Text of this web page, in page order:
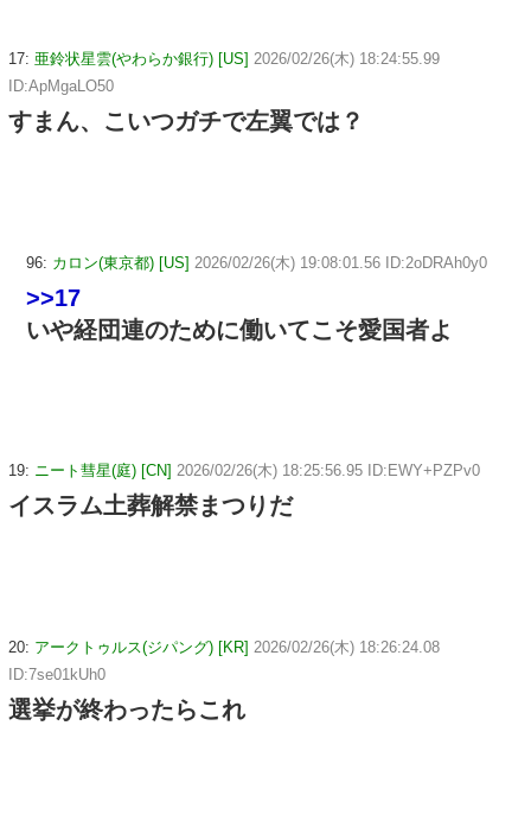
17: 亜鈴状星雲(やわらか銀行) [US] 2026/02/26(木) 18:24:55.99
ID:ApMgaLO50
すまん、こいつガチで左翼では？
96: カロン(東京都) [US] 2026/02/26(木) 19:08:01.56 ID:2oDRAh0y0
>>17
いや経団連のために働いてこそ愛国者よ
19: ニート彗星(庭) [CN] 2026/02/26(木) 18:25:56.95 ID:EWY+PZPv0
イスラム土葬解禁まつりだ
20: アークトゥルス(ジパング) [KR] 2026/02/26(木) 18:26:24.08
ID:7se01kUh0
選挙が終わったらこれ